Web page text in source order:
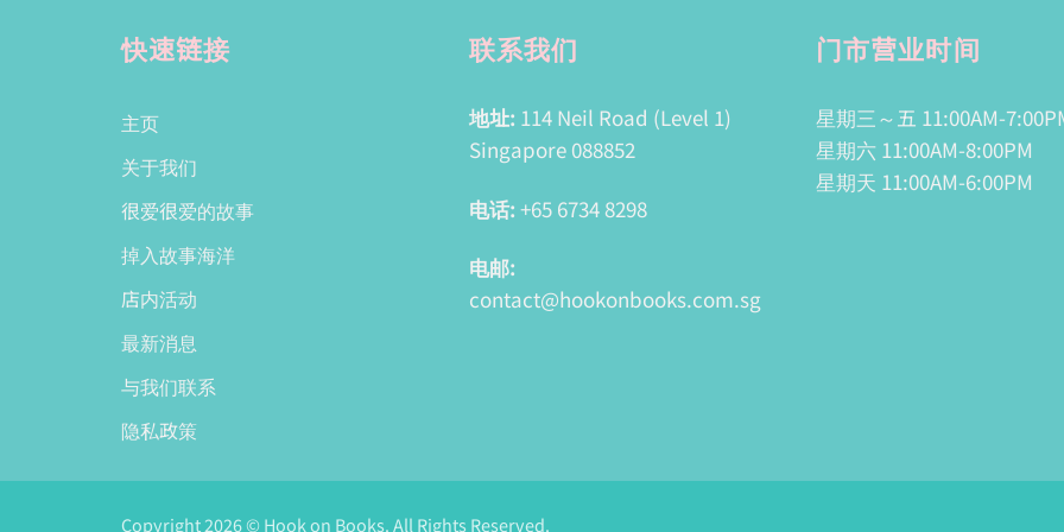
快速链接
主页
关于我们
很爱很爱的故事
掉入故事海洋
店内活动
最新消息
与我们联系
隐私政策
联系我们
地址: 114 Neil Road (Level 1)
Singapore 088852
电话: +65 6734 8298
电邮:
contact@hookonbooks.com.sg
门市营业时间
星期三～五 11:00AM-
星期六 11:00AM-8:00PM
星期天 11:00AM-6:00PM
Copyright 2026 © Hook on Books. All Rights Reserved.